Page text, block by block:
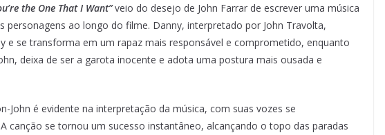
the One That I Want”veio do desejo de John Farrar de escrever uma música
personagens ao longo do filme. Danny, interpretado por John Travolta,
e se transforma em um rapaz mais responsável e comprometido, enquanto
deixa de ser a garota inocente e adota uma postura mais ousada e
John é evidente na interpretação da música, com suas vozes se
canção se tornou um sucesso instantâneo, alcançando o topo das paradas